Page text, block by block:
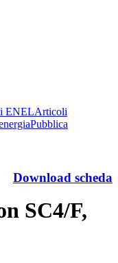
ENELArticoli
Pubblica
Download scheda
SC4/F,